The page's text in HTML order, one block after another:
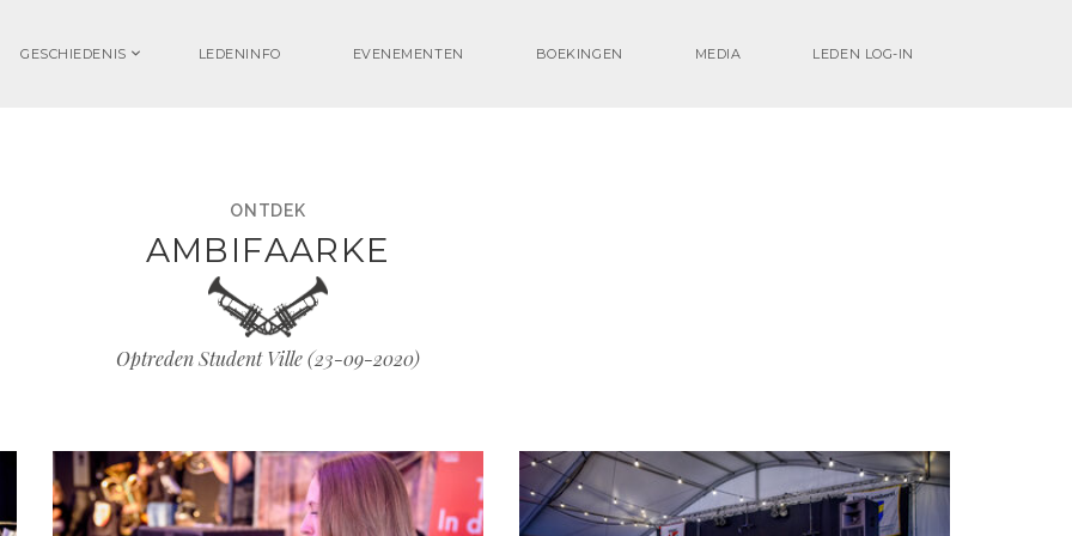
GESCHIEDENIS LEDENINFO EVENEMENTEN BOEKINGEN MEDIA LEDEN LOG-IN
ONTDEK
AMBIFAARKE
Optreden Student Ville (23-09-2020)